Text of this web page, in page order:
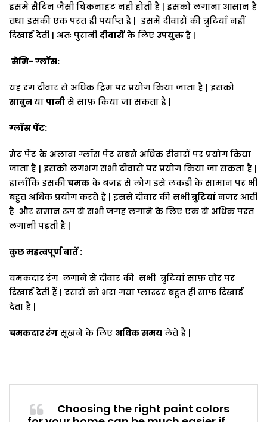
इसमें सैटिन जैसी चिकनाहट नहीं होती है | इसको लगाना आसान है
तथा इसकी एक परत ही पर्याप्त है | इसमें दीवारों की त्रुटियाँ नहीं
दिखाई देती | अतः पुरानी दीवारों के लिए उपयुक्तहै |
सेमि- ग्लॉस:
यह रंग दीवार से अधिक ट्रिम पर प्रयोग किया जाता है | इसको
साबुनया पानी से साफ़ किया जा सकता है |
ग्लॉसपेंट:
मेट पेंट के अलावा ग्लॉस पेंट सबसे अधिक दीवारों पर प्रयोग किया
जाता है | इसको लगभग सभी दीवारों पर प्रयोग किया जा सकता है |
हालाँकि इसकीचमक के बजह से लोग इसे लकड़ी के सामान पर भी
बहुत अधिक प्रयोग करते है | इससे दीवार की सभीत्रुटियां नजर आती
है और समान रूप से सभी जगह लगाने के लिए एक से अधिक परत
लगानी पड़ती है |
कुछमहत्वपूर्णबातें:
चमकदार रंग लगाने से दीवार की सभी त्रुटियां साफ़ तौर पर
दिखाई देती हैं | दरारों को भरा गया प्लास्टर बहुत ही साफ़ दिखाई
देता है |
चमकदाररंग सूखने के लिए अधिकसमय लेते है |
Choosing the right paint colors